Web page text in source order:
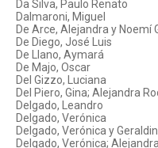
Da Silva, Paulo Renato
Dalmaroni, Miguel
De Arce, Alejandra y Noemí
De Diego, José Luis
De Llano, Aymará
De Majo, Oscar
Del Gizzo, Luciana
Del Piero, Gina; Alejandra
Delgado, Leandro
Delgado, Verónica
Delgado, Verónica y
Delgado, Verónica;